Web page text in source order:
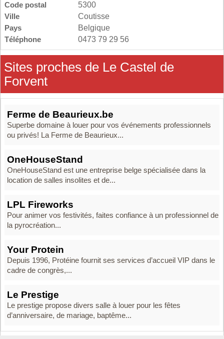
Code postal
5300
Ville
Coutisse
Pays
Belgique
Téléphone
0473 79 29 56
Sites proches de Le Castel de
Forvent
Ferme de Beaurieux.be
Superbe domaine à louer pour vos événements professionnels
ou privés! La Ferme de Beaurieux...
OneHouseStand
OneHouseStand est une entreprise belge spécialisée dans la
location de salles insolites et de...
LPL Fireworks
Pour animer vos festivités, faites confiance à un professionnel de
la pyrocréation...
Your Protein
Depuis 1996, Protéine fournit ses services d’accueil VIP dans le
cadre de congrès,...
Le Prestige
Le prestige propose divers salle à louer pour les fêtes
d’anniversaire, de mariage, baptême...